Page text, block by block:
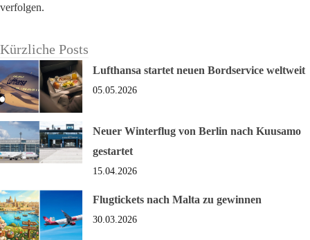
verfolgen.
Kürzliche Posts
Lufthansa startet neuen Bordservice weltweit
05.05.2026
Neuer Winterflug von Berlin nach Kuusamo
gestartet
15.04.2026
Flugtickets nach Malta zu gewinnen
30.03.2026